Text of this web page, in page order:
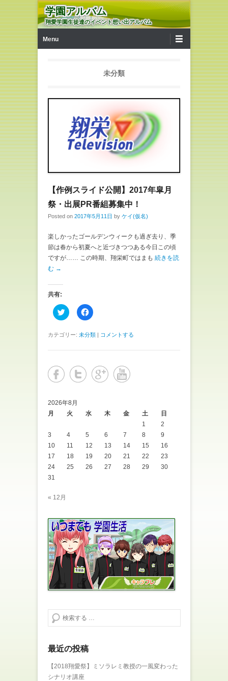
学園アルバム
翔愛学園生徒達のイベント想い出アルバム
Menu
未分類
【作例スライド公開】2017年皐月
祭・出展PR番組募集中！
Posted on 2017年5月11日 by ケイ(仮名)
楽しかったゴールデンウィークも過ぎ去り、季
節は春から初夏へと近づきつつある今日この頃
ですが…… この時期、翔栄町ではまも 続きを読
む →
共有:
ク
リ
し
w
有
新
ウ
ィ
ン
ウ
で
開
F
a
b
k
共
有
す
る
ッ
だ
い
(
新
で
開
き
ま
す
)
カテゴリー: 未分類 | コメントする
2026年8月
月
火 水 木 金 土
日
1
2
3
4 5 6 7 8
9
10
11 12 13 14 15
16
17
18 19 20 21 22
23
24
25 26 27 28 29
30
31
« 12月
検索する
最近の投稿
【2018翔愛祭】ミソラレミ教授の一風変わった
シナリオ講座